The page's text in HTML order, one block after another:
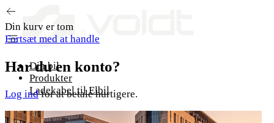
Gå til indhold
Din bil
Produkter
Ladekabel til Elbil
Din kurv er tom
Fortsæt med at handle
Har du en konto?
Log indfor at betale hurtigere.